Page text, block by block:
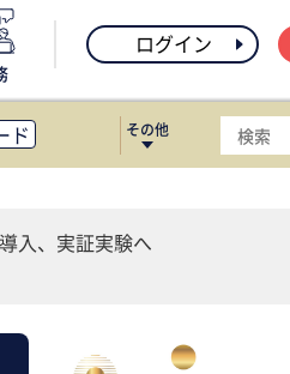
ログイン
ド
ス移転
その他
入、実証実験へ